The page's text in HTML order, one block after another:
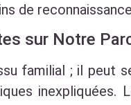
de
sur Notre
familial ; il peut